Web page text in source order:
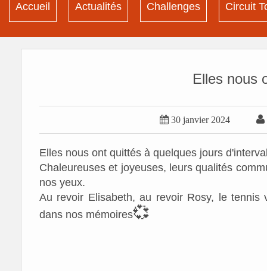
Accueil Actualités Challenges Circuit
Elles nous
 30 janvier 2024 
Elles nous ont quittés à quelques jours
Chaleureuses et joyeuses, leurs qualités
nos yeux.
Au revoir Elisabeth, au revoir Rosy, le
dans nos mémoires💞